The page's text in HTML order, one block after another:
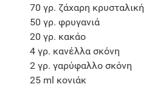
70 γρ. ζάχαρη κρυσταλική
50 γρ. φρυγανιά
20 γρ. κακάο
4 γρ. κανέλλα σκόνη
2 γρ. γαρύφαλλο σκόνη
25 ml κονιάκ